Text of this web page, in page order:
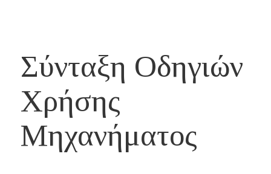
Σύνταξη Οδηγιών
Χρήσης
Μηχανήματος